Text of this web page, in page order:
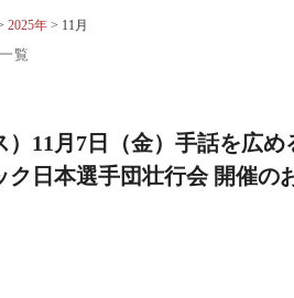
2025年 > 11月
覧
）11月7日（金）手話を広
ク日本選手団壮行会 開催の